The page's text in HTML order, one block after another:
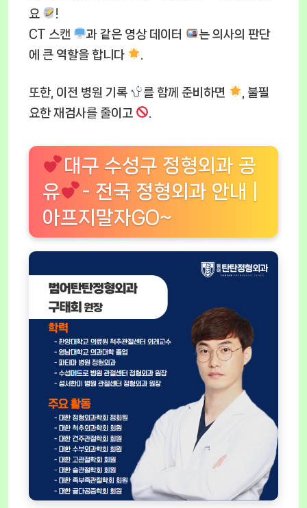
요
!
CT 스캔
과 같은 영상 데이터
는 의사의 판단
에 큰 역할을 합니다
또한, 이전 병원 기록 를 함께 준비하면
, 불필
요한 재검사를 줄이고
대구 수성구 정형외과 공
유
- 전국 정형외과 안내 |
아프지말자GO~